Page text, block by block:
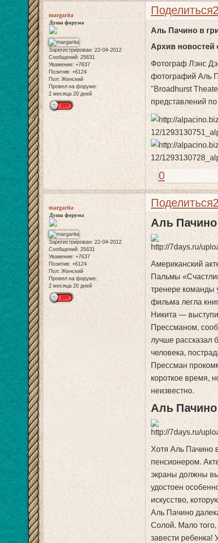
Поделиться
margarita
Душа форума
Зарегистрирован: 22-04-2012
Сообщений: 25631
Уважение: +7637
Позитив: +6124
Пол: Женский
Провел на форуме:
2 месяца 20 дней
Аль Пачино в
Архив новостей
Фотограф Лэнс
фотографий Аль
"Broadhurst
представлений
0
Поделиться
margarita
Душа форума
Зарегистрирован: 22-04-2012
Сообщений: 25631
Уважение: +7637
Позитив: +6124
Пол: Женский
Провел на форуме:
2 месяца 20 дней
Аль
Американский
Пальмы
тренере команды
фильма легла
Никита —
Прессманом,
лучше рассказал
человека,
Прессман
короткое время,
неизвестно.
Аль
Хотя Аль Пачино
пенсионером.
экраны должны
удостоен
искусство,
Аль Пачино
Солой. Мало того,
завести ребенка!